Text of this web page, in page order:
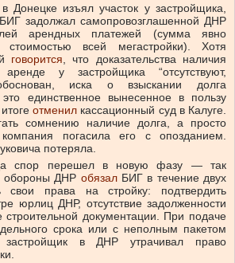
Донецке изъял участок у застройщика,
задолжал самопровозглашенной ДНР
арендных платежей (сумма явно
стоимостью всей мегастройки). Хотя
говорится , что доказательства наличия
у застройщика “отсутствуют,
иска о взыскании долга
единственное вынесенное в пользу
отменил кассационный суд в Калуге.
сомнению наличие долга, а просто
компания погасила его с опозданием.
потеряла.
спор перешел в новую фазу — так
обороны ДНР обязал БИГ в течение двух
свои права на стройку: подтвердить
юрлиц ДНР, отсутствие задолженности
документации. При подаче
срока или с неполным пакетом
застройщик в ДНР утрачивал право